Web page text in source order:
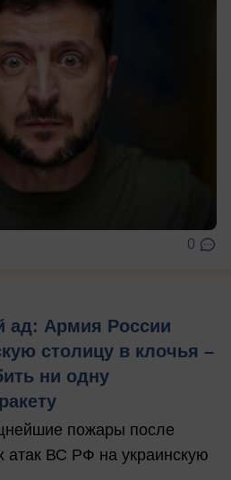
0
ад: Армия России
столицу в клочья –
ни одну
пожары после
атак ВС РФ на украинскую